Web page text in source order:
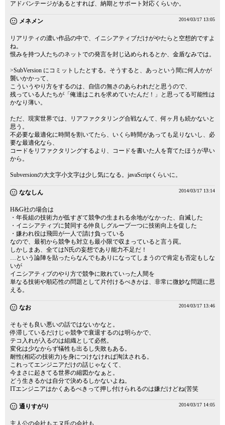
アドバンテージがあるとすれば、納期とサポート対応くらいか。
メネメン 2014/03/17 13:05
リアリティの濃い作品の中で、イニシアティブだけがやたらと空想的ですよ
ね。
恨みを持つ人たちのネットでの発言を封じ込められるとか、金盾なみでは。
>SubVersion にコミットしたとする。そうすると、あっという間に何人かが
襲いかかって、
こういうやり方をするのは、自信の無さのあらわれだと思うので、
残っている人たちが「俺達はこれを求めていたんだ！」と思ってる可能性は
かなり薄い。
ただ、現実世界では、リアファクタリング合戦なんて、何ヶ月も続かないと
思う。
不必要な最適化に時間を割いてたら、いくら時間があっても足りないし、必
要な最適化なら、
コードをリファクタリングするより、コードを書いた人を育てたほうが早い
から。
Subversionの大文字小文字は少し気になる。javaScriptくらいに。
ななしん 2014/03/17 13:14
H&G社の場合は
・年長組の技術力が低すぎて競争の生まれる余地がなかった、自滅した
・イニシアティブに賛同する仲良しグループ一つに技術向上を促した
・嫌われ役は飛田が一人で請け負っている
なので、最初から競争も対立も最小限で収まっていると言う罠。
しかしまあ、全てはN氏の妄想であり能力不足だ！
…という論陣を貼ったらなんでもありになってしまうので肯定も否定もしな
いが
イニシアティブのやり方で競争に敗れていった人間を
単なる技術や順応性の問題として片付けるべきかは、非常に微妙な問題に思
える。
なお 2014/03/17 13:46
そもそも良い悪いの話ではないかなと。
停滞しているだけじゃ競争で衰退するのは明らかで、
テコ入れが入るのは組織として必然。
変化は少なからず犠牲も出るし失敗もある。
耐性(相応の技術力)を身につけなければ淘汰される。
これってエンジニアだけの話じゃなくて、
今まさに起きてる世界の縮図かなぁと。
どう生きるかは自分で決めるしかないよね。
ITエンジニアはかくあるべきって押し付けられるのは嫌だけどね(苦笑
通りすがり 2014/03/17 14:05